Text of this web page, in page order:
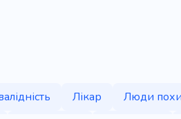
Лікар
Люди